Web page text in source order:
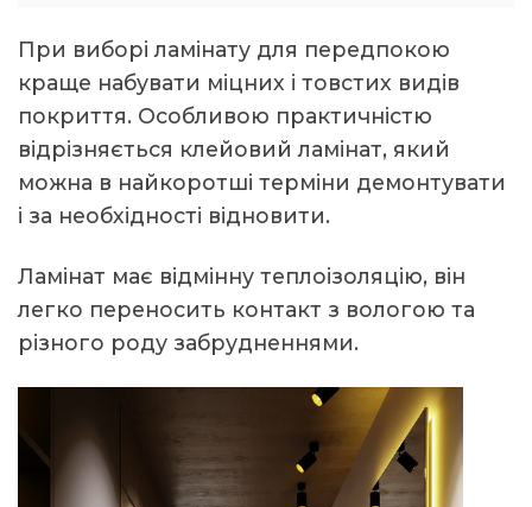
При виборі ламінату для передпокою
краще набувати міцних і товстих видів
покриття. Особливою практичністю
відрізняється клейовий ламінат, який
можна в найкоротші терміни демонтувати
і за необхідності відновити.
Ламінат має відмінну теплоізоляцію, він
легко переносить контакт з вологою та
різного роду забрудненнями.